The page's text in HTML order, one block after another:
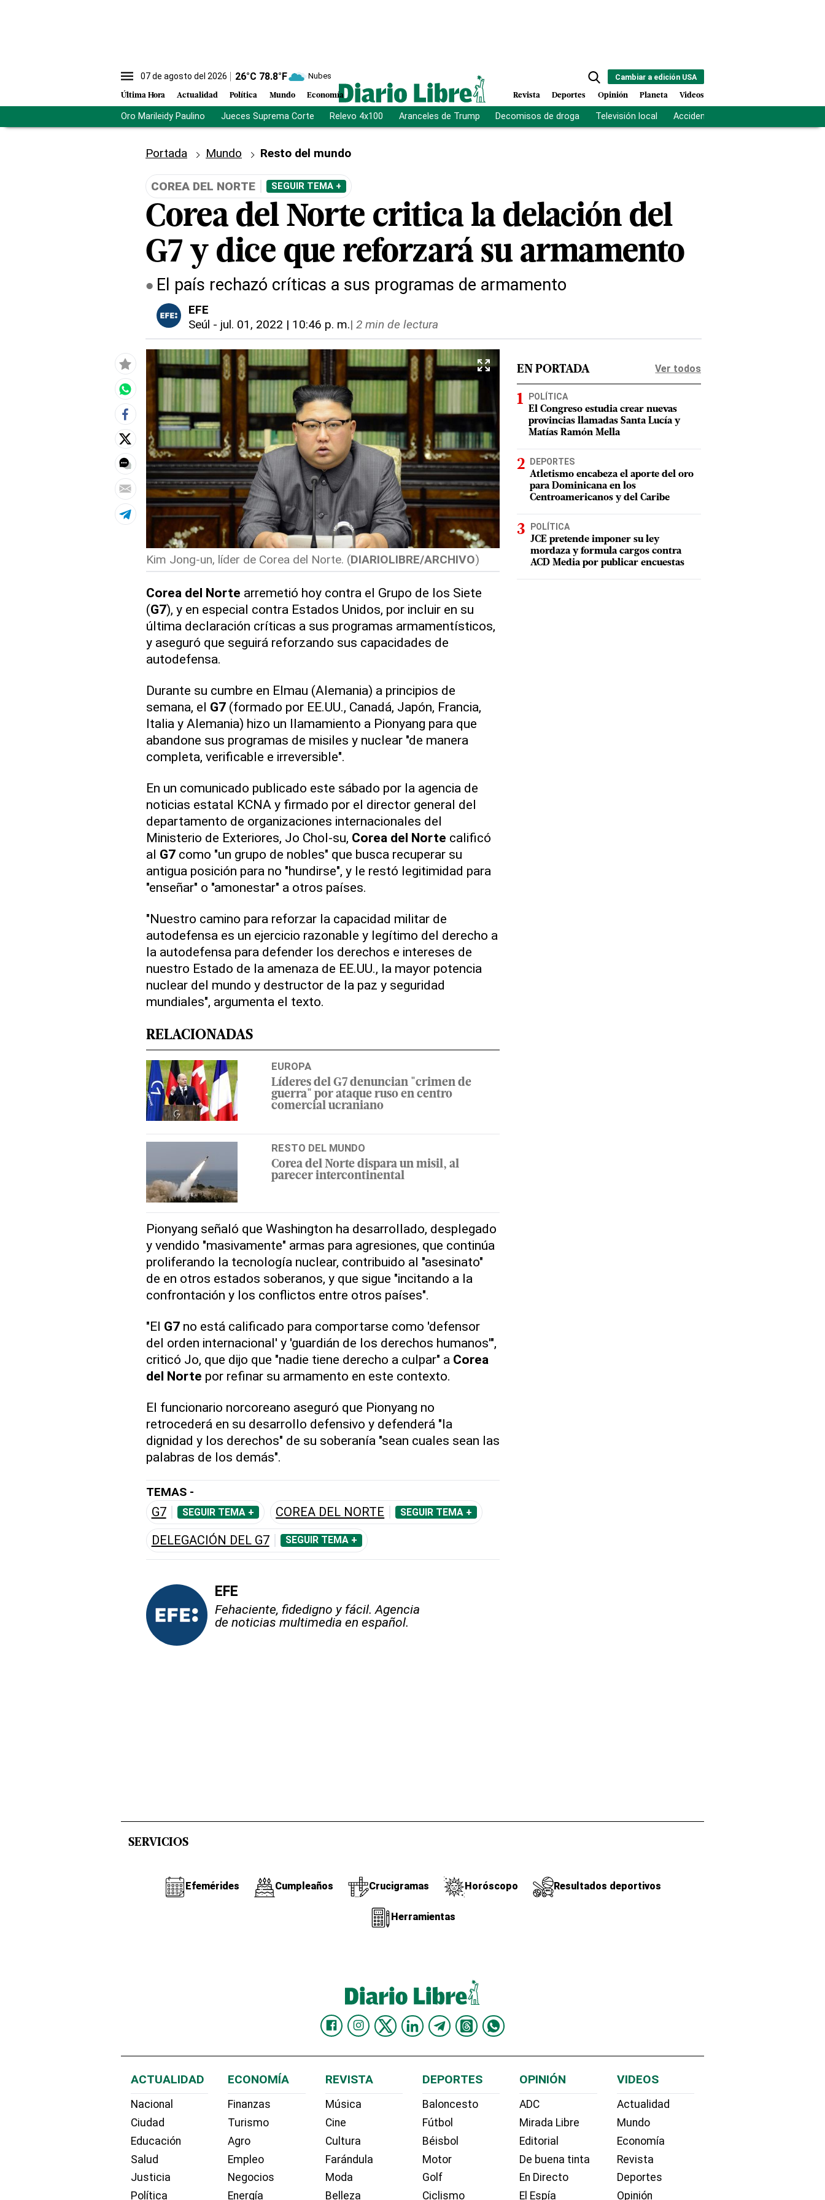
07 de agosto del 2026 26°C 78.8°F Nubes
Última Hora Actualidad Política Mundo Economía
Cambiar a edición USA
Revista Deportes Opinión Planeta Videos
Oro Marileidy Paulino Jueces Suprema Corte Relevo 4x100 Aranceles de Trump Decomisos de droga Televisión local Accidente Los Ríos
Portada Mundo Resto del mundo
COREA DEL NORTE SEGUIR TEMA +
Corea del Norte critica la delación del
G7 y dice que reforzará su armamento
El país rechazó críticas a sus programas de armamento
EFE
Seúl - jul. 01, 2022 | 10:46 p. m.| 2 min de lectura
Kim Jong-un, líder de Corea del Norte. (DIARIOLIBRE/ARCHIVO)
Corea del Norte arremetió hoy contra el Grupo de los Siete
(G7), y en especial contra Estados Unidos, por incluir en su
última declaración críticas a sus programas armamentísticos,
y aseguró que seguirá reforzando sus capacidades de
autodefensa.
Durante su cumbre en Elmau (Alemania) a principios de
semana, el G7(formado por EE.UU., Canadá, Japón, Francia,
Italia y Alemania) hizo un llamamiento a Pionyang para que
abandone sus programas de misiles y nuclear "de manera
completa, verificable e irreversible".
En un comunicado publicado este sábado por la agencia de
noticias estatal KCNA y firmado por el director general del
departamento de organizaciones internacionales del
Ministerio de Exteriores, Jo Chol-su, Corea del Norte calificó
al G7como "un grupo de nobles" que busca recuperar su
antigua posición para no "hundirse", y le restó legitimidad para
"enseñar" o "amonestar" a otros países.
"Nuestro camino para reforzar la capacidad militar de
autodefensa es un ejercicio razonable y legítimo del derecho a
la autodefensa para defender los derechos e intereses de
nuestro Estado de la amenaza de EE.UU., la mayor potencia
nuclear del mundo y destructor de la paz y seguridad
mundiales", argumenta el texto.
RELACIONADAS
EUROPA
Líderes del G7 denuncian "crimen de
guerra" por ataque ruso en centro
comercial ucraniano
RESTO DEL MUNDO
Corea del Norte dispara un misil, al
parecer intercontinental
Pionyang señaló que Washington ha desarrollado, desplegado
y vendido "masivamente" armas para agresiones, que continúa
proliferando la tecnología nuclear, contribuido al "asesinato"
de en otros estados soberanos, y que sigue "incitando a la
confrontación y los conflictos entre otros países".
"El G7no está calificado para comportarse como 'defensor
del orden internacional' y 'guardián de los derechos humanos'",
criticó Jo, que dijo que "nadie tiene derecho a culpar" a Corea
del Norte por refinar su armamento en este contexto.
El funcionario norcoreano aseguró que Pionyang no
retrocederá en su desarrollo defensivo y defenderá "la
dignidad y los derechos" de su soberanía "sean cuales sean las
palabras de los demás".
TEMAS -
G7 SEGUIR TEMA + COREA DEL NORTE SEGUIR TEMA +
DELEGACIÓN DEL G7 SEGUIR TEMA +
EFE
Fehaciente, fidedigno y fácil. Agencia
de noticias multimedia en español.
EN PORTADA Ver todos
POLÍTICA
El Congreso estudia crear nuevas
provincias llamadas Santa Lucía y
Matías Ramón Mella
DEPORTES
Atletismo encabeza el aporte del oro
para Dominicana en los
Centroamericanos y del Caribe
POLÍTICA
JCE pretende imponer su ley
mordaza y formula cargos contra
ACD Media por publicar encuestas
SERVICIOS
Efemérides Cumpleaños Crucigramas Horóscopo Resultados deportivos
Herramientas
ACTUALIDAD
Nacional
Ciudad
Educación
Salud
Justicia
Política
ECONOMÍA
Finanzas
Turismo
Agro
Empleo
Negocios
Energía
REVISTA
Música
Cine
Cultura
Farándula
Moda
Belleza
DEPORTES
Baloncesto
Fútbol
Béisbol
Motor
Golf
Ciclismo
OPINIÓN
ADC
Mirada Libre
Editorial
De buena tinta
En Directo
El Espía
VIDEOS
Actualidad
Mundo
Economía
Revista
Deportes
Opinión